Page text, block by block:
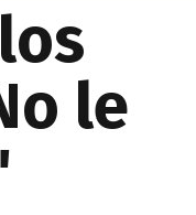
le